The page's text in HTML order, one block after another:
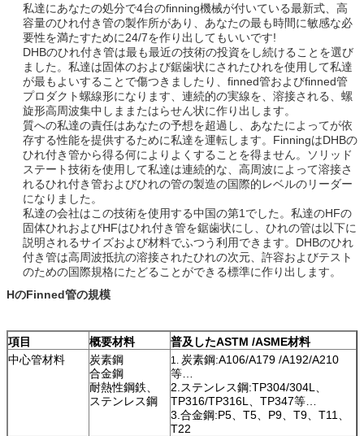
私達にあなたの処分で4台のfinning機械が付いている最新式、高
容量のひれ付き管の製作所があり、あなたの最も時間に敏感な必
要性を満たすために24/7を作り出してもいいです!
DHBのひれ付き管は最も最近の技術の投資をし続けることを選び
ました。私達は固体のおよび鋸歯状にされたひれを使用して私達
が最もよいすることで傷つきましたり、finned管およびfinned管
プロダクト螺線形になります、連続的の実線を、溶接される、螺
旋形高周波集中しままたはらせん状に作り出します。
質への私達の責任はあなたの予想を超過し、あなたによってが依
存する性能を提供するために私達を運転します。FinningはDHBの
ひれ付き管から得る何によりよくすることを得ません。ソリッド
ステート技術を使用して私達は連続的な、高周波によって溶接さ
れるひれ付き管およびひれの管の製造の国際的レベルのリーダー
になりました。
私達の会社はこの技術を使用する中国の第1でした。私達のHFの
固体ひれおよびHFはひれ付き管を鋸歯状にし、ひれの管は以下に
説明されるサイズおよび材料でふつう利用できます。DHBのひれ
付き管は高周波抵抗の溶接されたひれの次元、許容およびテスト
のための国際規格にたどることができる標準に作り出します。
HのFinned管の規模
項目 概要材料
普及したASTM /ASME材料
中心管材料
炭素鋼
合金鋼
耐熱性鋼鉄、
ステンレス鋼
1. 炭素鋼:A106/A179 /A192/A210
等…
2.ステンレス鋼:TP304/304L、
TP316/TP316L、TP347等…
3.合金鋼:P5、T5、P9、T9、T11、
T22